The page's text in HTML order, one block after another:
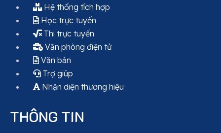
Hệ thống tích hợp
Học trực tuyến
Thi trực tuyến
Văn phòng điện tử
Văn bản
Trợ giúp
Nhận diện thương hiệu
THÔNG TIN